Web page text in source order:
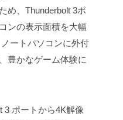
め、Thunderbolt 3ポ
ンの表示面積を大幅
ノートパソコンに外付
豊かなゲーム体験に
3 ポートから4K解像